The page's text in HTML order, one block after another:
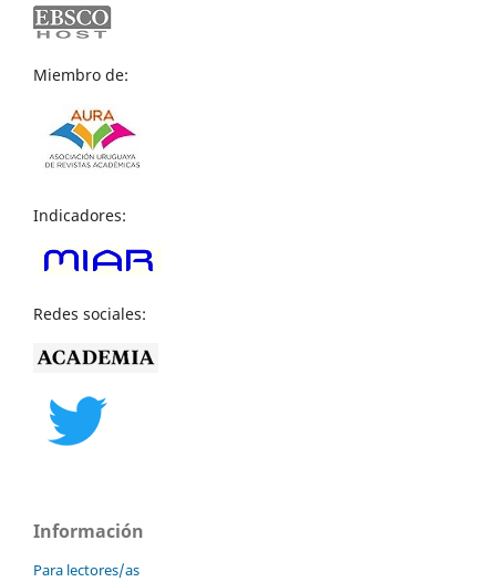
Miembro de:
Indicadores:
Redes sociales:
Información
Para lectores/as